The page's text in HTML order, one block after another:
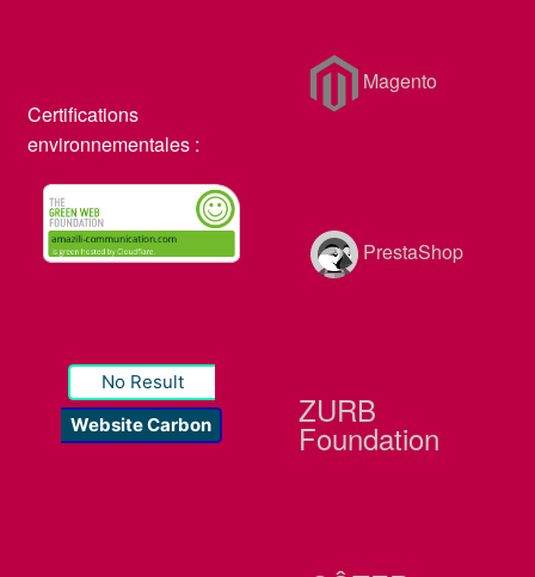
Certifications
environnementales :
No Result
Website Carbon
Magento
PrestaShop
ZURB
Foundation